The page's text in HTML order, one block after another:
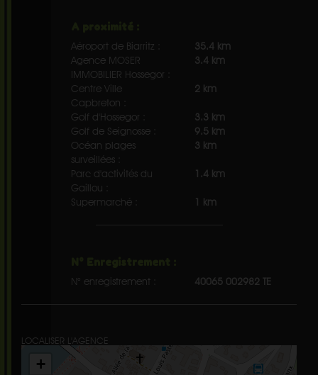
Aéroport de Biarritz :
35.4 km
Agence MOSER
IMMOBILIER Hossegor :
3.4 km
Centre Ville
Capbreton :
2 km
Golf d'Hossegor :
3.3 km
Golf de Seignosse :
9.5 km
Océan plages
surveillées :
3 km
Parc d'activités du
Gaillou :
1.4 km
Supermarché : 1 km
N° enregistrement : 40065 002982 TE
LOCALISER L'AGENCE
+